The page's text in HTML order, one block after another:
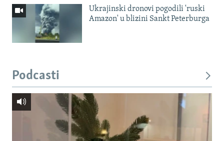
Ukrajinski dronovi pogodili 'ruski
Amazon' u blizini Sankt Peterburga
Podcasti